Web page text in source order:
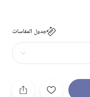
جدول المقاسات